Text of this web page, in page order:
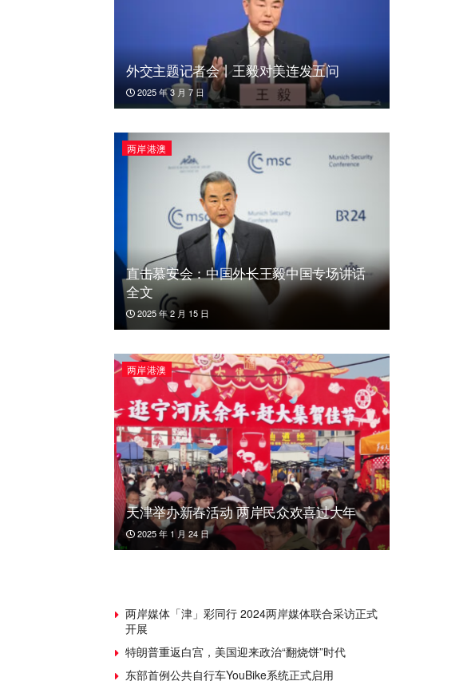
外交主题记者会丨王毅对美连发五问
2025 年 3 月 7 日
两岸港澳
直击慕安会：中国外长王毅中国专场讲话
全文
2025 年 2 月 15 日
两岸港澳
天津举办新春活动 两岸民众欢喜过大年
2025 年 1 月 24 日
两岸媒体「津」彩同行 2024两岸媒体联合采访正式
开展
特朗普重返白宫，美国迎来政治“翻烧饼”时代
东部首例公共自行车YouBike系统正式启用